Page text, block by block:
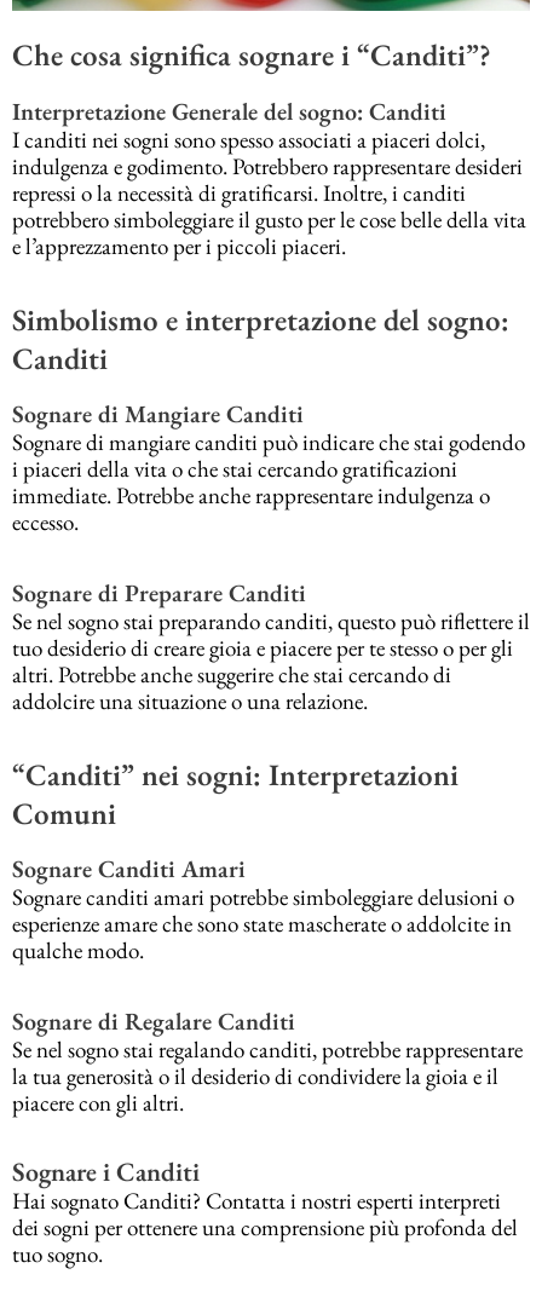
Che cosa significa sognare i “Canditi”?
Interpretazione Generale del sogno: Canditi
I canditi nei sogni sono spesso associati a piaceri dolci,
indulgenza e godimento. Potrebbero rappresentare desideri
repressi o la necessità di gratificarsi. Inoltre, i canditi
potrebbero simboleggiare il gusto per le cose belle della vita
e l’apprezzamento per i piccoli piaceri.
Simbolismo e interpretazione del sogno:
Canditi
Sognare di Mangiare Canditi
Sognare di mangiare canditi può indicare che stai godendo
i piaceri della vita o che stai cercando gratificazioni
immediate. Potrebbe anche rappresentare indulgenza o
eccesso.
Sognare di Preparare Canditi
Se nel sogno stai preparando canditi, questo può riflettere il
tuo desiderio di creare gioia e piacere per te stesso o per gli
altri. Potrebbe anche suggerire che stai cercando di
addolcire una situazione o una relazione.
“Canditi” nei sogni: Interpretazioni
Comuni
Sognare Canditi Amari
Sognare canditi amari potrebbe simboleggiare delusioni o
esperienze amare che sono state mascherate o addolcite in
qualche modo.
Sognare di Regalare Canditi
Se nel sogno stai regalando canditi, potrebbe rappresentare
la tua generosità o il desiderio di condividere la gioia e il
piacere con gli altri.
Sognare i Canditi
Hai sognato Canditi? Contatta i nostri esperti interpreti
dei sogni per ottenere una comprensione più profonda del
tuo sogno.